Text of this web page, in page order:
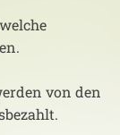
von den